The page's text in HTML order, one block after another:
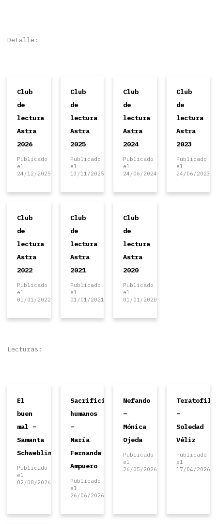
Detalle:
Club
de
lectura
Astra
2026
Publicado
el
24/12/2025
Club
de
lectura
Astra
2025
Publicado
el
13/11/2025
Club
de
lectura
Astra
2024
Publicado
el
24/06/2024
Club
de
lectura
Astra
2023
Publicado
el
24/06/2023
Club
de
lectura
Astra
2022
Publicado
el
01/01/2022
Club
de
lectura
Astra
2021
Publicado
el
01/01/2021
Club
de
lectura
Astra
2020
Publicado
el
01/01/2020
Lecturas:
El
buen
mal –
Samanta
Schweblin
Publicado
el
02/08/2026
Sacrificios
humanos
–
María
Fernanda
Ampuero
Publicado
el
26/06/2026
Nefando
–
Mónica
Ojeda
Publicado
el
26/05/2026
–
Soledad
Véliz
Publicado
el
17/04/2026